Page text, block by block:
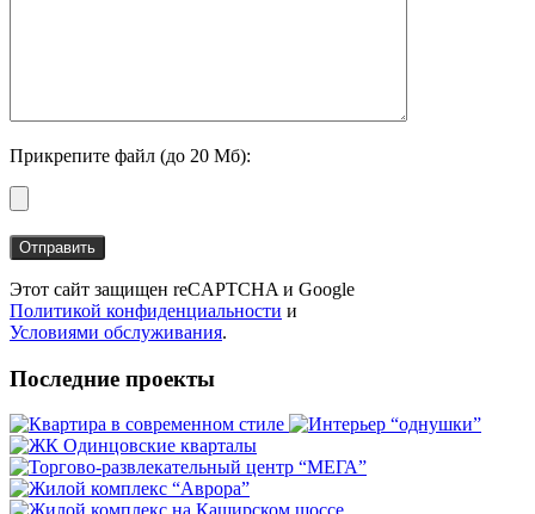
Прикрепите файл (до 20 Мб):
Этот сайт защищен reCAPTCHA и Google
Политикой конфиденциальности и
Условиями обслуживания.
Последние проекты